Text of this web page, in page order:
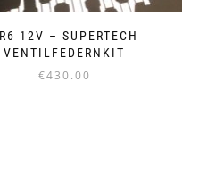
12V – SUPERTECH
VENTILFEDERNKIT
€430.00